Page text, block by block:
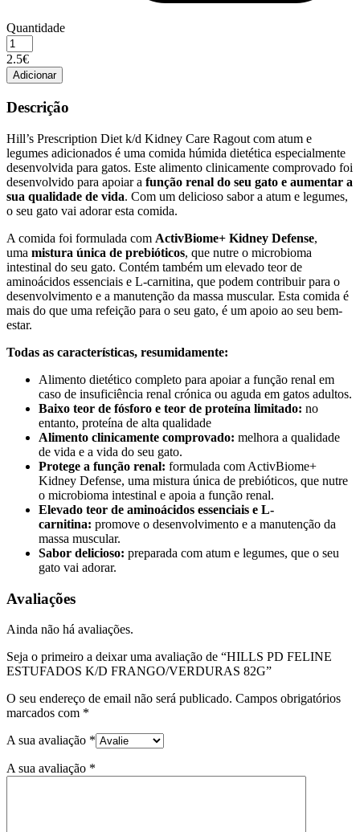
Quantidade
Quantidade
de
HILLS
PD
FELINE
ESTUFADOS
FRANGO/VERDURAS
82G
2.5€
Adicionar
Descrição
Hill’s Prescription Diet k/d Kidney Care Ragout com atum e
legumes adicionados é uma comida húmida dietética especialmente
desenvolvida para gatos. Este alimento clinicamente comprovado foi
desenvolvido para apoiar a função renal do seu gato e aumentar a
sua qualidade de vida. Com um delicioso sabor a atum e legumes,
o seu gato vai adorar esta comida.
A comida foi formulada com ActivBiome+ Kidney Defense,
uma mistura única de prebióticos, que nutre o microbioma
intestinal do seu gato. Contém também um elevado teor de
aminoácidos essenciais e L-carnitina, que podem contribuir para o
desenvolvimento e a manutenção da massa muscular. Esta comida é
mais do que uma refeição para o seu gato, é um apoio ao seu bem-
estar.
Todas as características, resumidamente:
Alimento dietético completo para apoiar a função renal em
caso de insuficiência renal crónica ou aguda em gatos adultos.
Baixo teor de fósforo e teor de proteína limitado: no
entanto, proteína de alta qualidade
Alimento clinicamente comprovado: melhora a qualidade
de vida e a vida do seu gato.
Protege a função renal: formulada com ActivBiome+
Kidney Defense, uma mistura única de prebióticos, que nutre
o microbioma intestinal e apoia a função renal.
Elevado teor de aminoácidos essenciais e L-
carnitina: promove o desenvolvimento e a manutenção da
massa muscular.
Sabor delicioso: preparada com atum e legumes, que o seu
gato vai adorar.
Avaliações
Ainda não há avaliações.
Seja o primeiro a deixar uma avaliação de “HILLS PD FELINE
ESTUFADOS K/D FRANGO/VERDURAS 82G”
O seu endereço de email não será publicado. Campos obrigatórios
marcados com *
A sua avaliação *
A sua avaliação *